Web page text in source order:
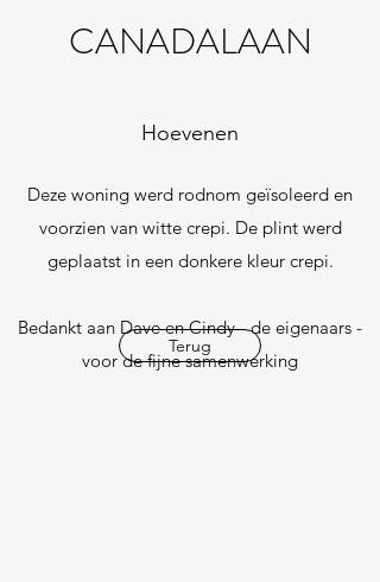
CANADALAAN
Hoevenen
Deze woning werd rodnom geïsoleerd en
voorzien van witte crepi. De plint werd
geplaatst in een donkere kleur crepi.
Bedankt aan Dave en Cindy - de eigenaars -
voor de fijne samenwerking
Terug